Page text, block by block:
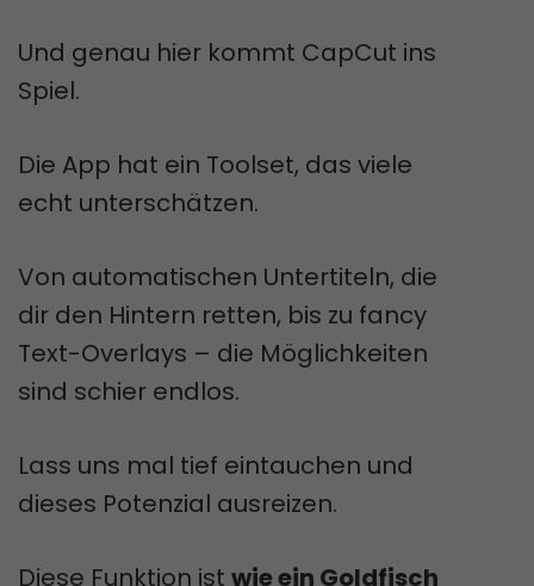
Und genau hier kommt CapCut ins
Spiel.
Die App hat ein Toolset, das viele
echt unterschätzen.
Von automatischen Untertiteln, die
dir den Hintern retten, bis zu fancy
Text-Overlays – die Möglichkeiten
sind schier endlos.
Lass uns mal tief eintauchen und
dieses Potenzial ausreizen.
Diese Funktion ist wie ein Goldfisch